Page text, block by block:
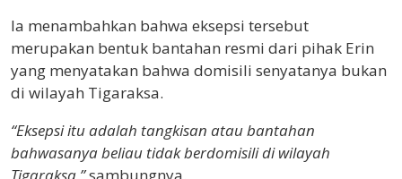
Ia menambahkan bahwa eksepsi tersebut
merupakan bentuk bantahan resmi dari pihak Erin
yang menyatakan bahwa domisili senyatanya bukan
di wilayah Tigaraksa.
“Eksepsi itu adalah tangkisan atau bantahan
bahwasanya beliau tidak berdomisili di wilayah